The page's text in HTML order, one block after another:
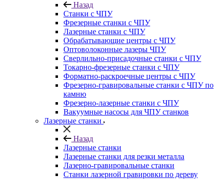
Назад
Станки с ЧПУ
Фрезерные станки с ЧПУ
Лазерные станки с ЧПУ
Обрабатывающие центры с ЧПУ
Оптоволоконные лазеры ЧПУ
Сверлильно-присадочные станки с ЧПУ
Токарно-фрезерные станки с ЧПУ
Форматно-раскроечные центры с ЧПУ
Фрезерно-гравировальные станки с ЧПУ по
камню
Фрезерно-лазерные станки с ЧПУ
Вакуумные насосы для ЧПУ станков
Лазерные станки
Назад
Лазерные станки
Лазерные станки для резки металла
Лазерно-гравировальные станки
Станки лазерной гравировки по дереву